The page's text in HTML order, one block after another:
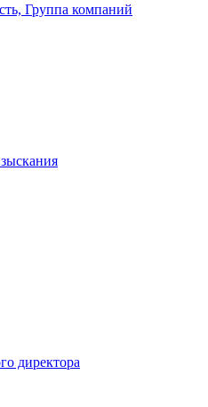
Группа компаний
директора